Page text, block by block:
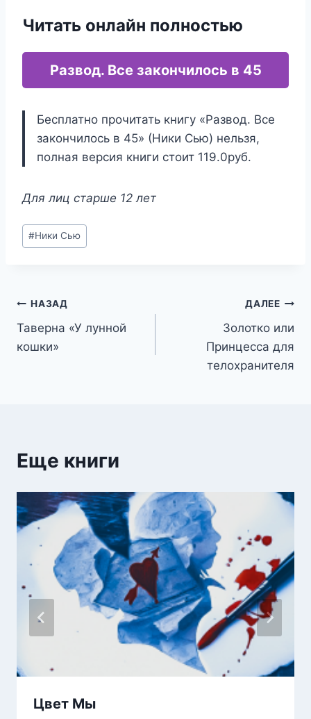
Читать онлайн полностью
Развод. Все закончилось в 45
Бесплатно прочитать книгу «Развод. Все
закончилось в 45» (Ники Сью) нельзя,
полная версия книги стоит 119.0руб.
Для лиц старше 12 лет
Метки
записи:
#Ники Сью
Навигация
по
НАЗАД
Таверна «У лунной
кошки»
ДАЛЕЕ
Золотко или
Принцесса для
телохранителя
Еще книги
Цвет Мы